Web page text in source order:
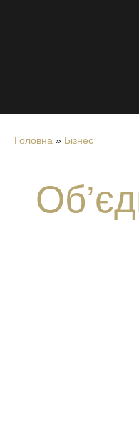
Головна » Бізнес